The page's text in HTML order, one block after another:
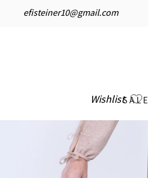
efisteiner10@gmail.com
WishlistSALE